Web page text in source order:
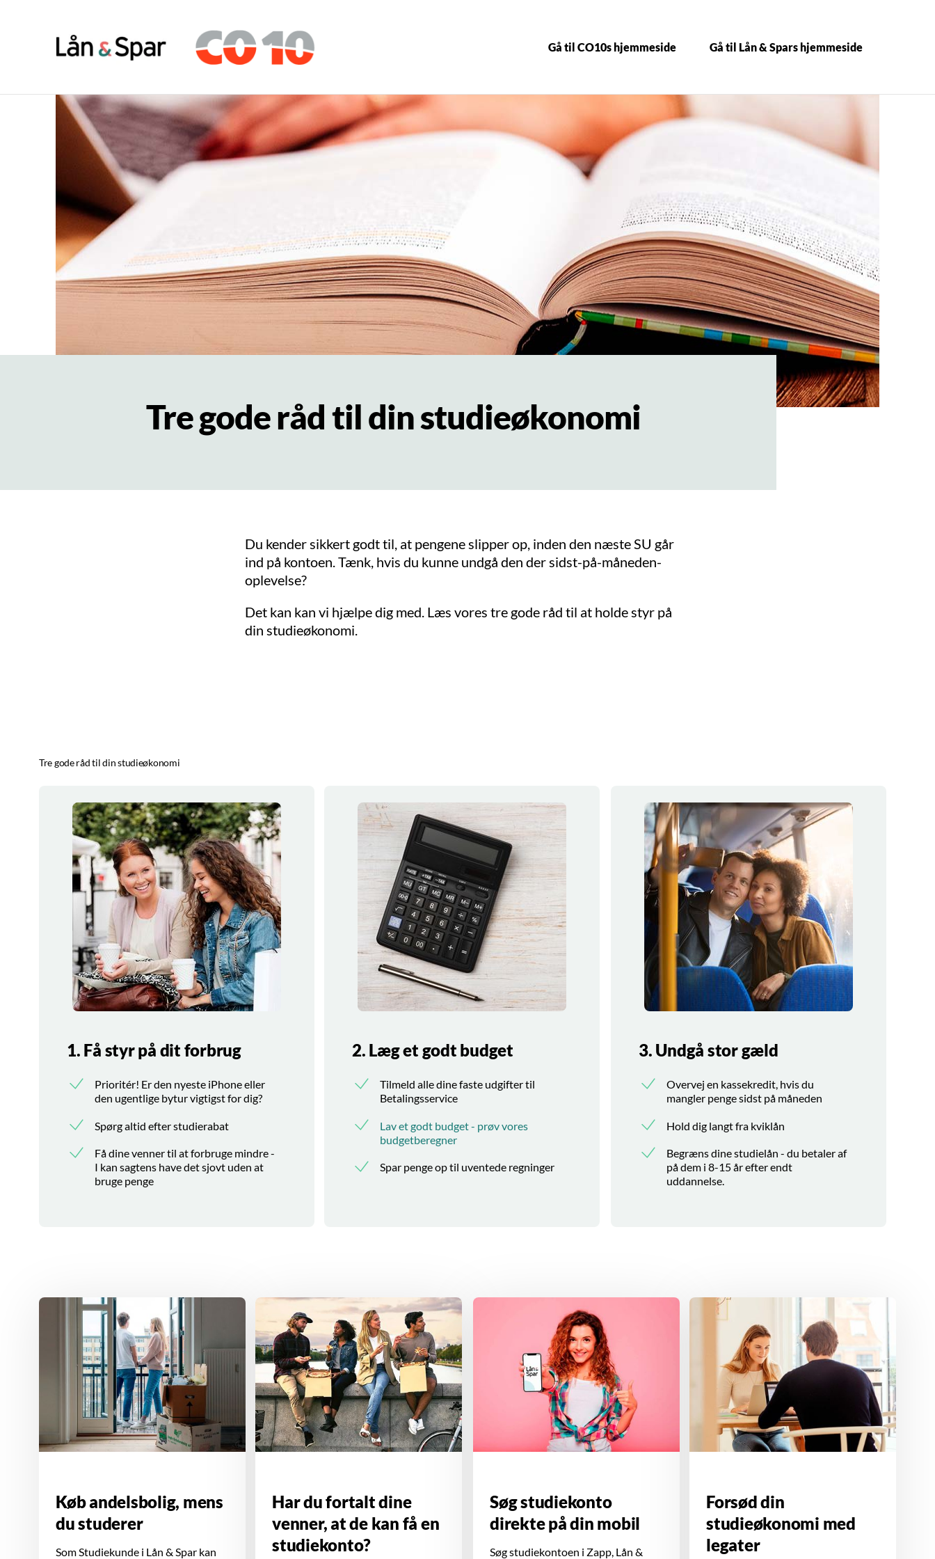
Gå til CO10s hjemmeside Gå til Lån & Spars hjemmeside
Tre gode råd til din studieøkonomi
Du kender sikkert godt til, at pengene slipper op, inden den næste SU går
ind på kontoen. Tænk, hvis du kunne undgå den der sidst-på-måneden-
oplevelse?
Det kan kan vi hjælpe dig med. Læs vores tre gode råd til at holde styr på
din studieøkonomi.
Tre gode råd til din studieøkonomi
1. Få styr på dit forbrug
Prioritér! Er den nyeste iPhone eller
den ugentlige bytur vigtigst for dig?
Spørg altid efter studierabat
Få dine venner til at forbruge mindre -
I kan sagtens have det sjovt uden at
bruge penge
2. Læg et godt budget
Tilmeld alle dine faste udgifter til
Betalingsservice
Lav et godt budget - prøv vores
budgetberegner
Spar penge op til uventede regninger
3. Undgå stor gæld
Overvej en kassekredit, hvis du
mangler penge sidst på måneden
Hold dig langt fra kviklån
Begræns dine studielån - du betaler af
på dem i 8-15 år efter endt
uddannelse.
Køb andelsbolig, mens
du studerer
Som Studiekunde i Lån & Spar kan
Har du fortalt dine
venner, at de kan få en
studiekonto?
Søg studiekonto
direkte på din mobil
Søg studiekontoen i Zapp, Lån &
Forsød din
studieøkonomi med
legater